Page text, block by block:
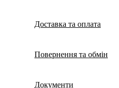
Доставка та оплата
Повернення та обмін
Документи